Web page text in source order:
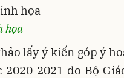
họa
lấy ý kiến góp ý
2020-2021 do Bộ